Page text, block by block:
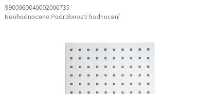
9900060040002000735
Průměrné
Neohodnoceno Podrobnosti hodnocení